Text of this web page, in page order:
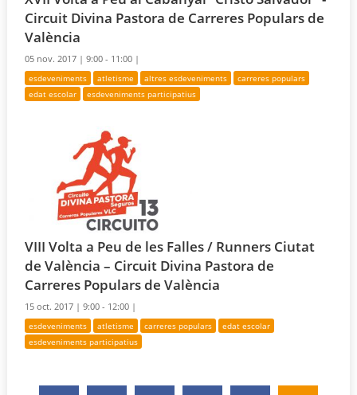
Circuit Divina Pastora de Carreres Populars de
València
05 nov. 2017 |9:00 - 11:00 |
esdeveniments atletisme altres esdeveniments
carreres populars
edat escolar
esdeveniments participatius
VIII Volta a Peu de les Falles / Runners Ciutat
de València – Circuit Divina Pastora de
Carreres Populars de València
15 oct. 2017 |9:00 - 12:00 |
esdeveniments atletisme carreres populars
edat escolar
esdeveniments participatius